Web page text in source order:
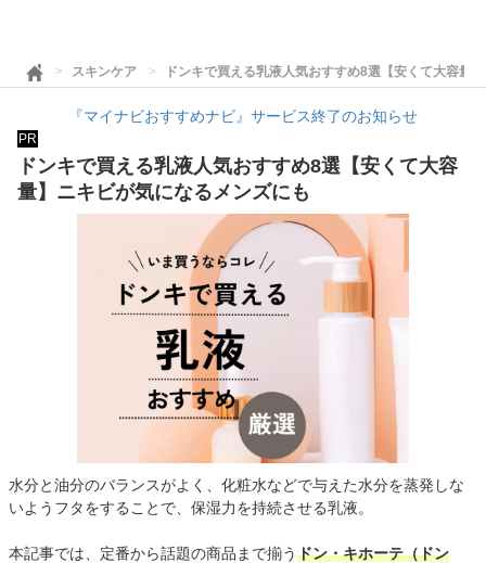
スキンケア ドンキで買える乳液人気おすすめ8選【安くて大容量
『マイナビおすすめナビ』サービス終了のお知らせ
PR
ドンキで買える乳液人気おすすめ8選【安くて大容
量】ニキビが気になるメンズにも
水分と油分のバランスがよく、化粧水などで与えた水分を蒸発しな
いようフタをすることで、保湿力を持続させる乳液。
本記事では、定番から話題の商品まで揃うドン・キホーテ（ドン